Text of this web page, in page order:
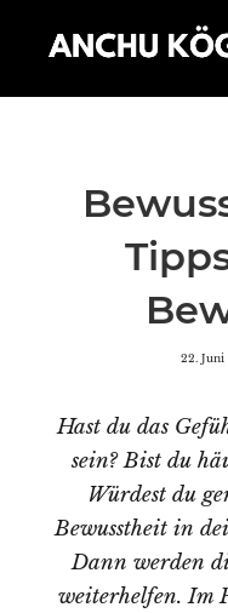
22. Juni
Hast du das
sein? Bist du
Würdest du
Bewusstheit in
Dann werden
weiterhelfen. Im